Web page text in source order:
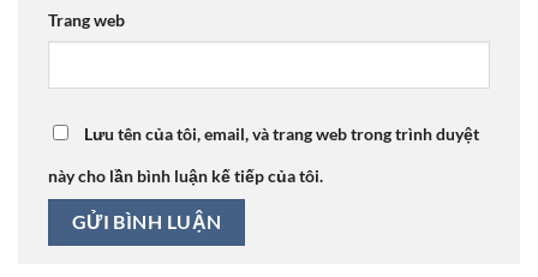
Trang web
Lưu tên của tôi, email, và trang web trong trình duyệt
này cho lần bình luận kế tiếp của tôi.